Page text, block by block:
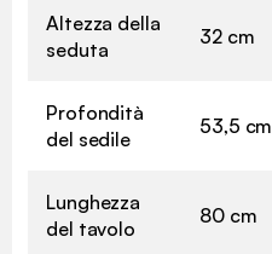
Altezza della
seduta
32 cm
Profondità
del sedile
53,5 cm
Lunghezza
del tavolo
80 cm